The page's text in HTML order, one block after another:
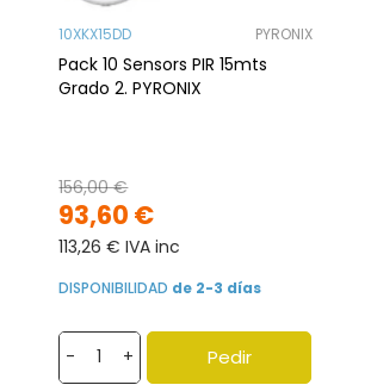
10XKX15DD PYRONIX
Pack 10 Sensors PIR 15mts
Grado 2. PYRONIX
93,60 €
156,00 €
113,26 € IVA inc
DISPONIBILIDAD de 2-3 días
- + Pedir